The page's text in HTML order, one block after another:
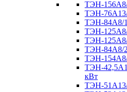
ТЭН-156А8/
ТЭН-76А13/
ТЭН-84А8/
ТЭН-125А8/
ТЭН-125А8/
ТЭН-84А8/
ТЭН-154А8/
ТЭН-
кВт
ТЭН-51А13/